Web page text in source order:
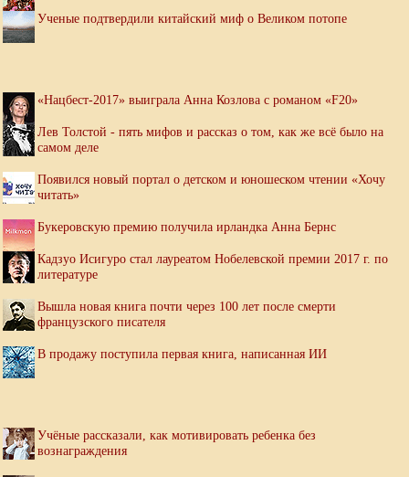
Ученые подтвердили китайский миф о Великом потопе
«Нацбест-2017» выиграла Анна Козлова с романом «F20»
Лев Толстой - пять мифов и рассказ о том, как же всё было на
самом деле
Появился новый портал о детском и юношеском чтении «Хочу
читать»
Букеровскую премию получила ирландка Анна Бернс
Кадзуо Исигуро стал лауреатом Нобелевской премии 2017 г. по
литературе
Вышла новая книга почти через 100 лет после смерти
французского писателя
В продажу поступила первая книга, написанная ИИ
Учёные рассказали, как мотивировать ребенка без
вознаграждения